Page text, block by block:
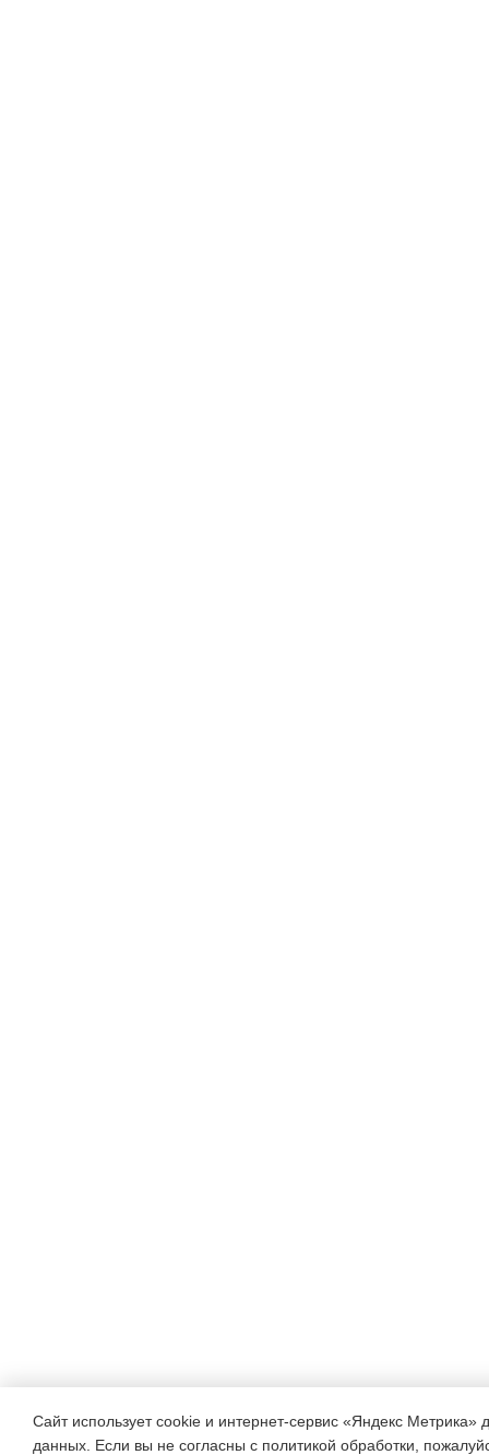
Сайт использует cookie и интернет-сервис «Яндекс Метрика»
данных. Если вы не согласны с политикой обработки,